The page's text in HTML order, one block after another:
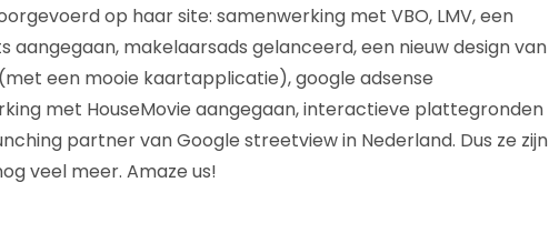
op haar site: samenwerking met VBO, LMV, een
makelaarsads gelanceerd, een nieuw design van
een mooie kaartapplicatie), google adsense
met HouseMovie aangegaan, interactieve plattegronden
partner van Google streetview in Nederland. Dus ze zijn
veel meer. Amaze us!